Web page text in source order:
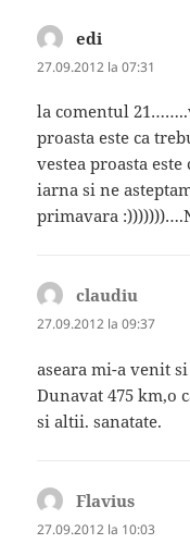
edi
27.09.2012 la 07:31
la comentul
proasta este ca
vestea proasta
iarna si ne
primavara
claudiu
27.09.2012 la 09:37
aseara mi-a venit
Dunavat 475 km,o
si altii. sanatate.
Flavius
27.09.2012 la 10:03